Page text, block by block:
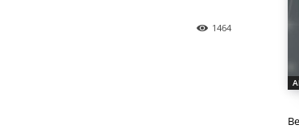
1464